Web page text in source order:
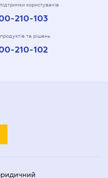
користувачів
210-103
та рішень
210-102